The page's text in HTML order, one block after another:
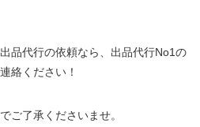
品代行の依頼なら、出品代行No1の
絡ください！
ご了承くださいませ。